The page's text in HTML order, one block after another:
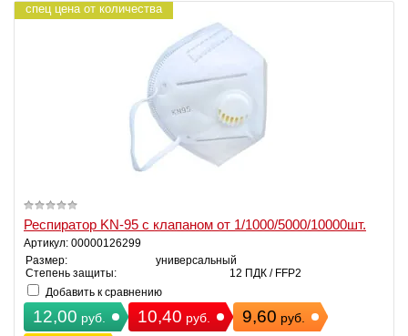
спец цена от количества
Респиратор KN-95 с клапаном от 1/1000/5000/10000шт.
Артикул: 00000126299
Размер:
универсальный
Степень защиты:
12 ПДК / FFP2
Добавить к сравнению
12,00 руб. 10,40 руб. 9,60 руб.